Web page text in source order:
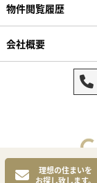
理想の住まいを
お探し致します。
物件閲覧履歴
会社概要